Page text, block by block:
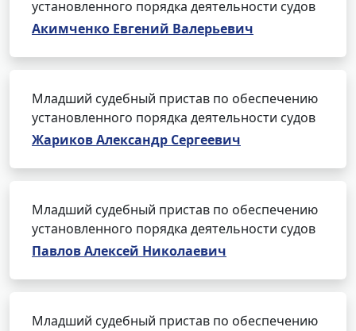
установленного порядка деятельности судов
Акимченко Евгений Валерьевич
Младший судебный пристав по обеспечению
установленного порядка деятельности судов
Жариков Александр Сергеевич
Младший судебный пристав по обеспечению
установленного порядка деятельности судов
Павлов Алексей Николаевич
Младший судебный пристав по обеспечению